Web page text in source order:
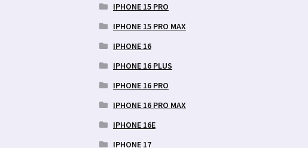
IPHONE 15 PRO
IPHONE 15 PRO MAX
IPHONE 16
IPHONE 16 PLUS
IPHONE 16 PRO
IPHONE 16 PRO MAX
IPHONE 16E
IPHONE 17